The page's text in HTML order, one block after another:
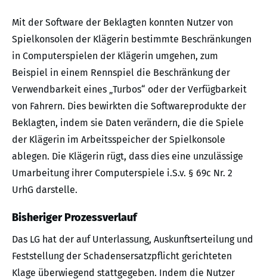
Mit der Software der Beklagten konnten Nutzer von
Spielkonsolen der Klägerin bestimmte Beschränkungen
in Computerspielen der Klägerin umgehen, zum
Beispiel in einem Rennspiel die Beschränkung der
Verwendbarkeit eines „Turbos“ oder der Verfügbarkeit
von Fahrern. Dies bewirkten die Softwareprodukte der
Beklagten, indem sie Daten verändern, die die Spiele
der Klägerin im Arbeitsspeicher der Spielkonsole
ablegen. Die Klägerin rügt, dass dies eine unzulässige
Umarbeitung ihrer Computerspiele i.S.v. § 69c Nr. 2
UrhG darstelle.
Bisheriger Prozessverlauf
Das LG hat der auf Unterlassung, Auskunftserteilung und
Feststellung der Schadensersatzpflicht gerichteten
Klage überwiegend stattgegeben. Indem die Nutzer